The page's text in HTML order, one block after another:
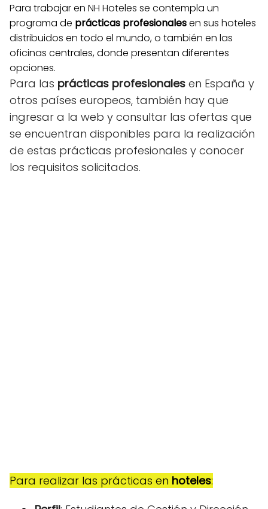
Para trabajar en NH Hoteles se contempla un
programa de prácticas profesionalesen sus hoteles
distribuidos en todo el mundo, o también en las
oficinas centrales, donde presentan diferentes
opciones.
Para las prácticas profesionales en España y
otros países europeos, también hay que
ingresar a la web y consultar las ofertas que
se encuentran disponibles para la realización
de estas prácticas profesionales y conocer
los requisitos solicitados.
Para realizar las prácticas en hoteles: